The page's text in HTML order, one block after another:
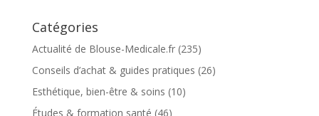
Catégories
Actualité de Blouse-Medicale.fr(235)
Conseils d’achat & guides pratiques (26)
Esthétique, bien-être & soins (10)
Études & formation santé (46)